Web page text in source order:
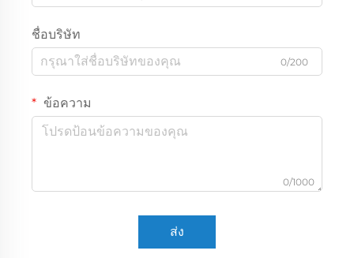
ชื่อบริษัท
0/200
ข้อความ
0/1000
ส่ง